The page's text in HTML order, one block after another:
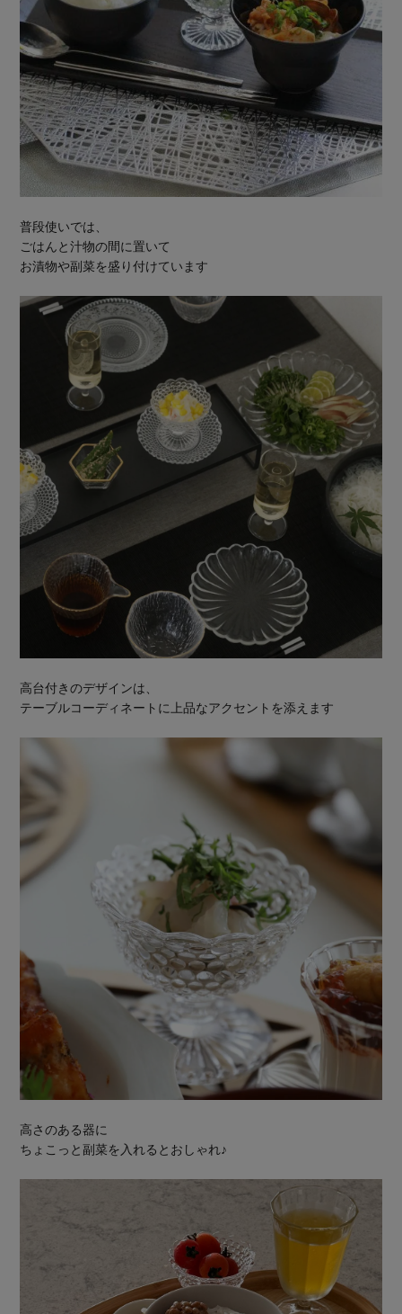
普段使いでは、
ごはんと汁物の間に置いて
お漬物や副菜を盛り付けています
高台付きのデザインは、
テーブルコーディネートに上品なアクセントを添えます
高さのある器に
ちょこっと副菜を入れるとおしゃれ♪